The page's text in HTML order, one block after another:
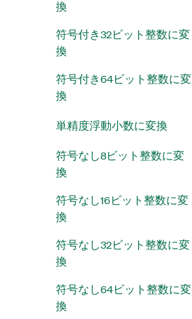
換
符号付き32ビット整数に変
換
符号付き64ビット整数に変
換
単精度浮動小数に変換
符号なし8ビット整数に変
換
符号なし16ビット整数に変
換
符号なし32ビット整数に変
換
符号なし64ビット整数に変
換